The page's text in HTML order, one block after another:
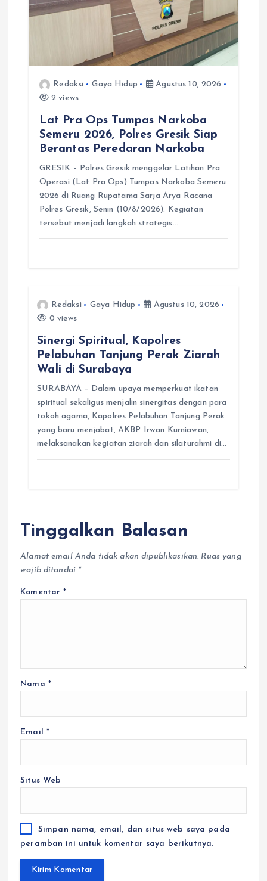
Redaksi Gaya Hidup
Agustus 10, 2026
2 views
Lat Pra Ops Tumpas Narkoba
Semeru 2026, Polres Gresik Siap
Berantas Peredaran Narkoba
GRESIK – Polres Gresik menggelar Latihan Pra
Operasi (Lat Pra Ops) Tumpas Narkoba Semeru
2026 di Ruang Rupatama Sarja Arya Racana
Polres Gresik, Senin (10/8/2026). Kegiatan
tersebut menjadi langkah strategis…
Redaksi Gaya Hidup
Agustus 10, 2026
0 views
Sinergi Spiritual, Kapolres
Pelabuhan Tanjung Perak Ziarah
Wali di Surabaya
SURABAYA – Dalam upaya memperkuat ikatan
spiritual sekaligus menjalin sinergitas dengan para
tokoh agama, Kapolres Pelabuhan Tanjung Perak
yang baru menjabat, AKBP Irwan Kurniawan,
melaksanakan kegiatan ziarah dan silaturahmi di…
Tinggalkan Balasan
Alamat email Anda tidak akan dipublikasikan. Ruas yang
wajib ditandai *
Komentar*
Nama *
Email *
Situs Web
Simpan nama, email, dan situs web saya pada
peramban ini untuk komentar saya berikutnya.